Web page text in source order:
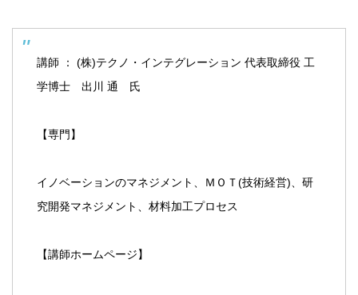
講師 ： (株)テクノ・インテグレーション 代表取締役 工
学博士　出川 通　氏
【専門】
イノベーションのマネジメント、ＭＯＴ(技術経営)、研
究開発マネジメント、材料加工プロセス
【講師ホームページ】